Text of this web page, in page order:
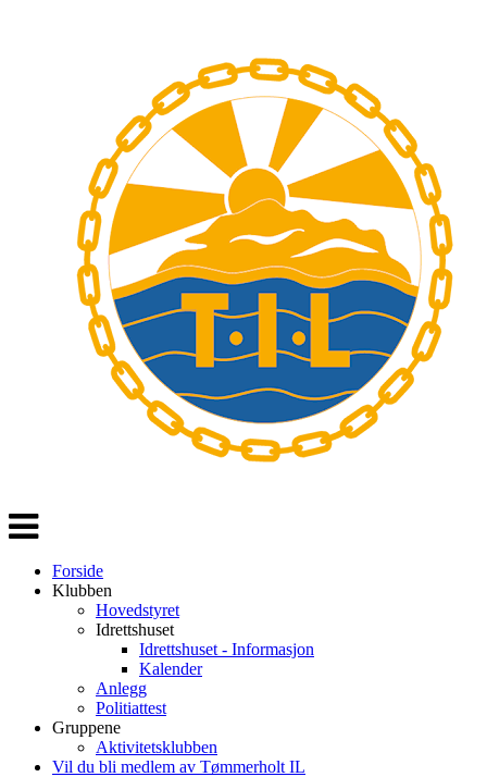
Veksle
navigasjon
Forside
Klubben
Hovedstyret
Idrettshuset
Idrettshuset - Informasjon
Kalender
Anlegg
Politiattest
Gruppene
Aktivitetsklubben
Vil du bli medlem av Tømmerholt IL